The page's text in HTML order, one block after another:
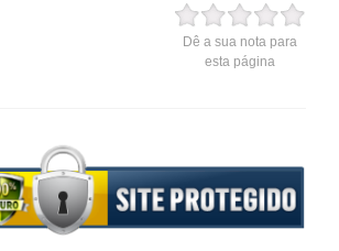
Dê a sua nota para
esta página